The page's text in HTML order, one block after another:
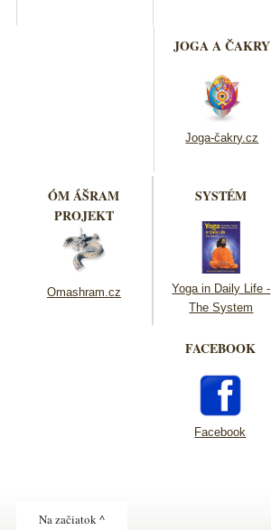
JOGA A ČAKRY
Joga-čakry.cz
ÓM ÁŠRAM
PROJEKT
Omashram.cz
SYSTÉM
Yoga in Daily Life -
The System
FACEBOOK
Facebook
Na začiatok ^